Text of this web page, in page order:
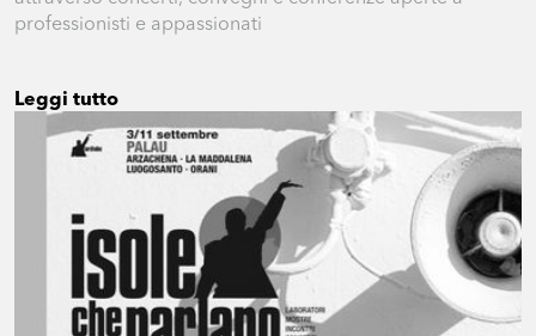
professionisti e appassionati
Leggi tutto